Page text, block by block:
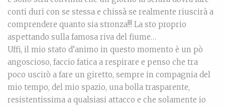
conti duri con se stessa e chissà se realmente riuscirà a
comprendere quanto sia stronza!!! La sto proprio
aspettando sulla famosa riva del fiume…
Uffi, il mio stato d’animo in questo momento è un pò
angoscioso, faccio fatica a respirare e penso che tra
poco uscirò a fare un giretto, sempre in compagnia del
mio tempo, del mio spazio, una bolla trasparente,
resistentissima a qualsiasi attacco e che solamente io